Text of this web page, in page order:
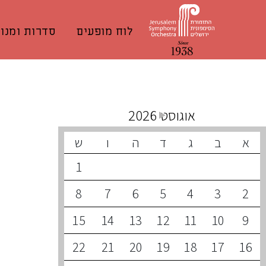
לוח מופעים סדרות
אוגוסט 2026
א ב ג ד ה ו
ש
1
2
3
4
5
6
7
8
9
10
11
12
13
14
15
16
17
18
19
20
21
22